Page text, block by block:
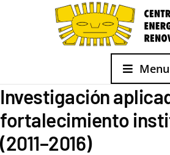
Menu
Investigación
fortalecimiento
(2011–2016)